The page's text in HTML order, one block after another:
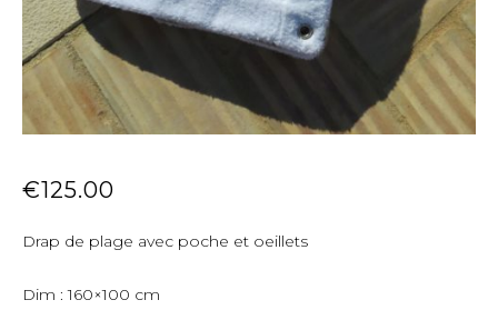
€125.00
Drap de plage avec poche et oeillets
Dim : 160×100 cm